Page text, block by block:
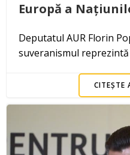
Europă a
Deputatul AUR Florin
suveranismul
CITEȘTE